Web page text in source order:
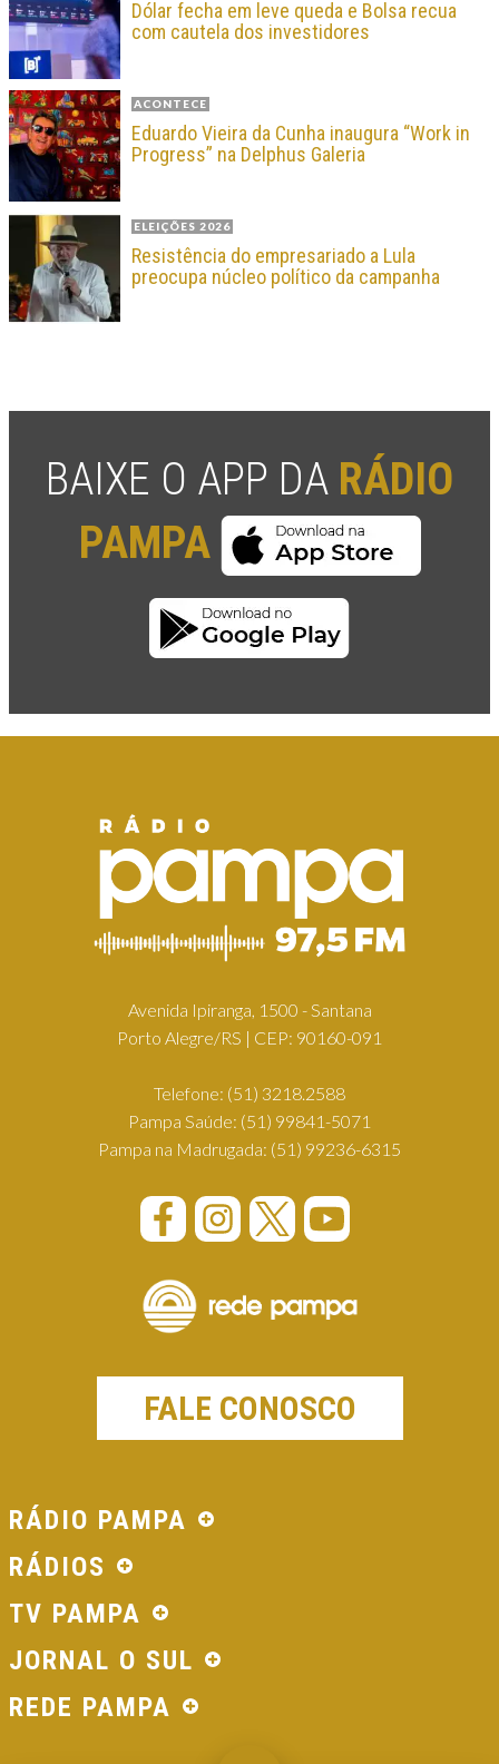
Dólar fecha em leve queda e Bolsa recua
com cautela dos investidores
ACONTECE
Eduardo Vieira da Cunha inaugura “Work in
Progress” na Delphus Galeria
ELEIÇÕES 2026
Resistência do empresariado a Lula
preocupa núcleo político da campanha
BAIXE O APP DA RÁDIO
PAMPA
Avenida Ipiranga, 1500 - Santana
Porto Alegre/RS | CEP: 90160-091
Telefone: (51) 3218.2588
Pampa Saúde: (51) 99841-5071
Pampa na Madrugada: (51) 99236-6315
FALE CONOSCO
RÁDIO PAMPA
RÁDIOS
TV PAMPA
JORNAL O SUL
REDE PAMPA